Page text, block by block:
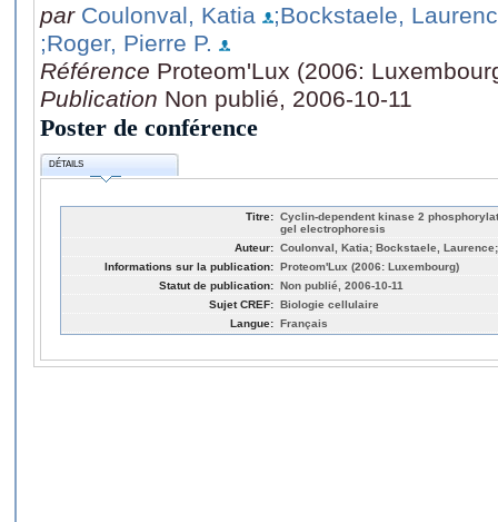
par Coulonval, Katia
;Bockstaele,
;Roger, Pierre P.
Référence Proteom'Lux (2006:
Publication Non publié, 2006-10-11
Poster de conférence
DÉTAILS
Titre: Cyclin-dependent kinase 2
gel electrophoresis
Auteur: Coulonval, Katia; Bockstaele,
Informations sur la publication: Proteom'Lux (2006: Luxembourg)
Statut de publication: Non publié, 2006-10-11
Sujet CREF: Biologie cellulaire
Langue: Français